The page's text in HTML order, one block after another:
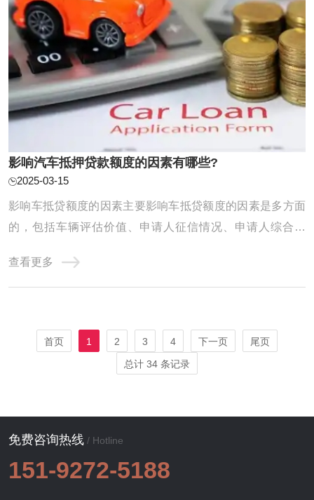
影响汽车抵押贷款额度的因素有哪些?
2025-03-15
影响车抵贷额度的因素主要影响车抵贷额度的因素是多方面
的，包括车辆评估价值、申请人征信情况、申请人综合情
申请人需要全面考虑这些因素，以提高贷款成功率并获得更
高的贷款额度。昌都影响汽车抵押贷款额度的因素有哪些?
查看更多
首页 1 2 3 4 下一页
尾页
总计 34 条记录
免费咨询热线 / Hotline
151-9272-5188